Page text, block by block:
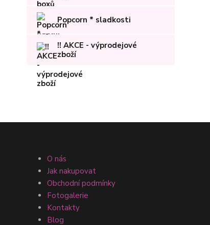
Popcorn * sladkosti
!! AKCE - výprodejové
zboží
O nás
Jak nakupovat
Obchodní podmínky
Fotogalerie
Kontakty
Blog